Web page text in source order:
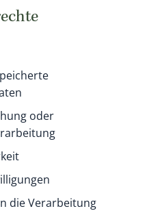
oder
die Verarbeitung